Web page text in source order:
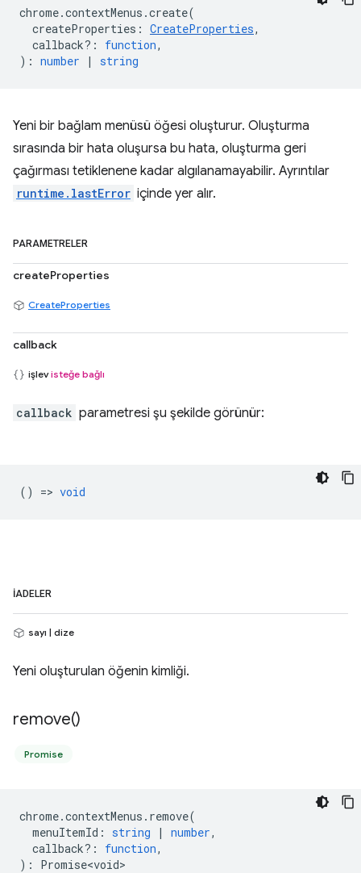
chrome.contextMenus .create(
createProperties : CreateProperties,
callback? : function,
) : number | string
Yeni bir bağlam menüsü öğesi oluşturur. Oluşturma
sırasında bir hata oluşursa bu hata, oluşturma geri
çağırması tetiklenene kadar algılanamayabilir. Ayrıntılar
runtime.lastError içinde yer alır.
PARAMETRELER
createProperties
CreateProperties
callback
işlevisteğe bağlı
callback parametresi şu şekilde görünür:
() => void
İADELER
sayı | dize
Yeni oluşturulan öğenin kimliği.
remove()
Promise
chrome.contextMenus . remove(
menuItemId : string | number,
callback? : function,
) : Promise<void>